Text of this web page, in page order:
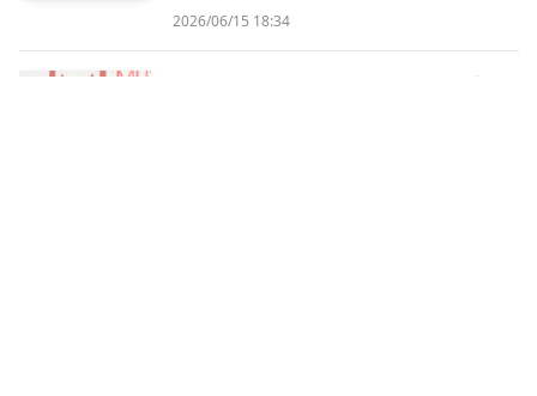
2026/06/15 18:34
中島健人、レッドカーペットのトップバッ